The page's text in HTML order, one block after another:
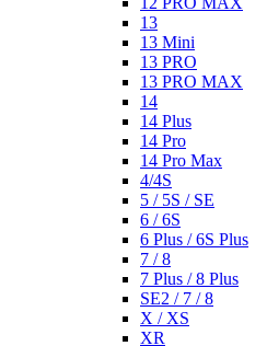
13
13 Mini
13 PRO
13 PRO MAX
14
14 Plus
14 Pro
14 Pro Max
4/4S
5 / 5S / SE
6 / 6S
6 Plus / 6S Plus
7 / 8
7 Plus / 8 Plus
SE2 / 7 / 8
X / XS
XR